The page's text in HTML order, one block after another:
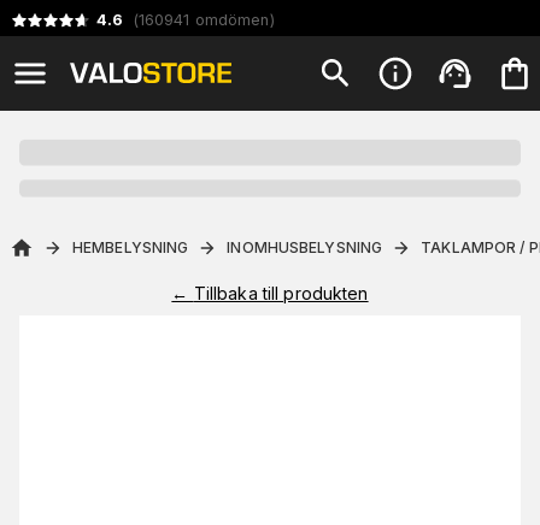
4.6 (160941 omdömen)
HEMBELYSNING INOMHUSBELYSNING TAKLAMPOR /
← Tillbaka till produkten